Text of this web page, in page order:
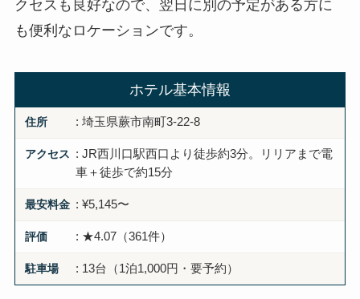
クセスも良好なので、翌日に別の予定がある方に
も便利なロケーションです。
ホテル基本情報
住所 : 埼玉県蕨市南町3-22-8
アクセス : JR西川口駅西口より徒歩約3分。リリアまで電
車＋徒歩で約15分
最安料金 : ¥5,145〜
評価 : ★4.07（361件）
駐車場 : 13台（1泊1,000円・要予約）